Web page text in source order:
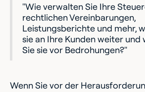
"Wie verwalten Sie Ihre
rechtlichen Vereinbarungen,
Leistungsberichte und mehr,
sie an Ihre Kunden weiter und
Sie sie vor Bedrohungen?"
Wenn Sie vor der